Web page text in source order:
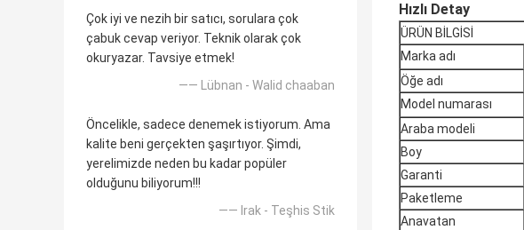
Çok iyi ve nezih bir satıcı, sorulara çok
çabuk cevap veriyor. Teknik olarak çok
okuryazar. Tavsiye etmek!
—— Lübnan - Walid chaaban
Öncelikle, sadece denemek istiyorum. Ama
kalite beni gerçekten şaşırtıyor. Şimdi,
yerelimizde neden bu kadar popüler
olduğunu biliyorum!!!
—— Irak - Teşhis Stik
Hızlı Detay
ÜRÜN BİLGİSİ
Marka adı
Öğe adı
Model numarası
Araba modeli
Boy
Garanti
Paketleme
Anavatan